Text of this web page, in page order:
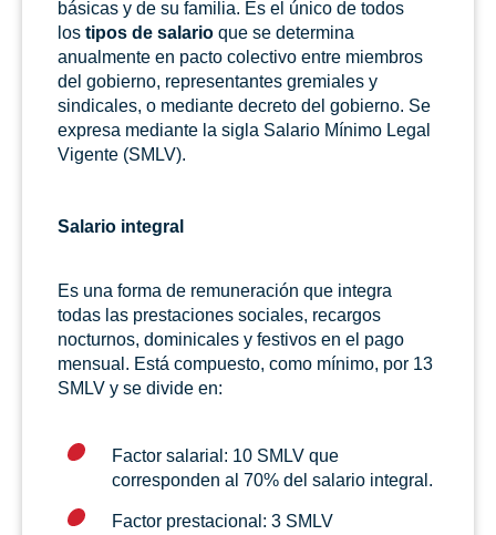
básicas y de su familia. Es el único de todos
los tipos de salario que se determina
anualmente en pacto colectivo entre miembros
del gobierno, representantes gremiales y
sindicales, o mediante decreto del gobierno. Se
expresa mediante la sigla Salario Mínimo Legal
Vigente (SMLV).
Salario integral
Es una forma de remuneración que integra
todas las prestaciones sociales, recargos
nocturnos, dominicales y festivos en el pago
mensual. Está compuesto, como mínimo, por 13
SMLV y se divide en:
Factor salarial: 10 SMLV que
corresponden al 70% del salario integral.
Factor prestacional: 3 SMLV